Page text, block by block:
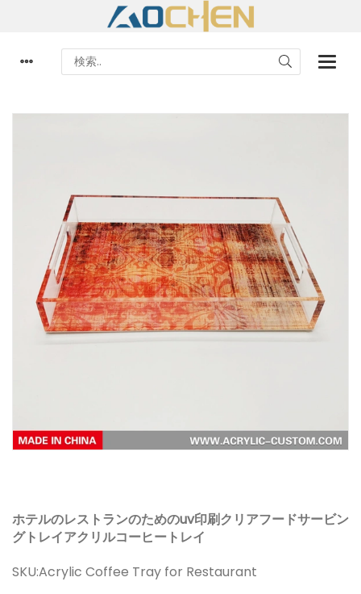
ホテルのレストランのためのuv印刷クリアフードサービン
グトレイアクリルコーヒートレイ
SKU:Acrylic Coffee Tray for Restaurant